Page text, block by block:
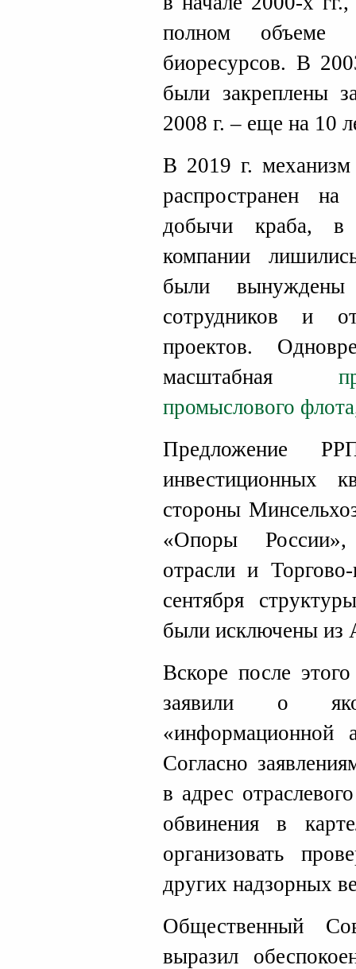
полном объеме
биоресурсов. В
были закреплены
2008 г. – еще на 10
В 2019 г.
распространен
добычи краба, в
компании
были
сотрудников и
проектов.
масштабная
промыслового
Предложение
инвестиционных
стороны
«Опоры
отрасли и
сентября
были исключены
Вскоре после
заявили о
«информационной
Согласно
в адрес
обвинения в
организовать
других надзорных
Общественный
выразил